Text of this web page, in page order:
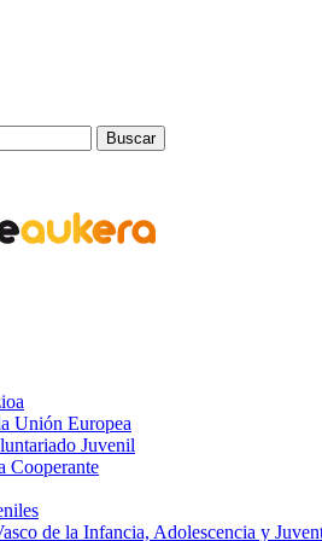
Unión Europea
Juvenil
Cooperante
de la Infancia, Adolescencia y